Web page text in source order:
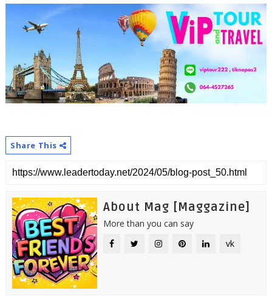
Share This
About Mag [Maggazine]
More than you can say
vk